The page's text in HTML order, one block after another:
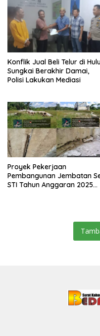
Konflik Jual Beli Telur di
Sungkai Berakhir Damai,
Polisi Lakukan Mediasi
Proyek Pekerjaan
Pembangunan Jembatan
STI Tahun Anggaran 2025